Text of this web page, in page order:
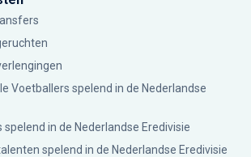
Voetballers spelend in de Nederlandse
spelend in de Nederlandse Eredivisie
spelend in de Nederlandse Eredivisie